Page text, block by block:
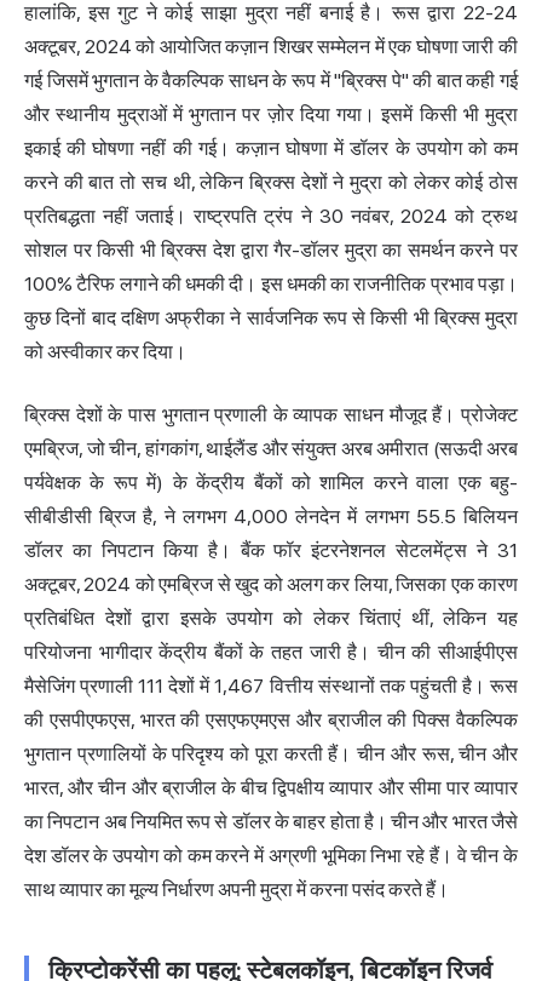
हालांकि, इस गुट ने कोई साझा मुद्रा नहीं बनाई है। रूस द्वारा 22-24
अक्टूबर, 2024 को आयोजित कज़ान शिखर सम्मेलन में एक घोषणा जारी की
गई जिसमें भुगतान के वैकल्पिक साधन के रूप में "ब्रिक्स पे" की बात कही गई
और स्थानीय मुद्राओं में भुगतान पर ज़ोर दिया गया। इसमें किसी भी मुद्रा
इकाई की घोषणा नहीं की गई। कज़ान घोषणा में डॉलर के उपयोग को कम
करने की बात तो सच थी, लेकिन ब्रिक्स देशों ने मुद्रा को लेकर कोई ठोस
प्रतिबद्धता नहीं जताई। राष्ट्रपति ट्रंप ने 30 नवंबर, 2024 को ट्रुथ
सोशल पर किसी भी ब्रिक्स देश द्वारा गैर-डॉलर मुद्रा का समर्थन करने पर
100% टैरिफ लगाने की धमकी दी। इस धमकी का राजनीतिक प्रभाव पड़ा।
कुछ दिनों बाद दक्षिण अफ्रीका ने सार्वजनिक रूप से किसी भी ब्रिक्स मुद्रा
को अस्वीकार कर दिया।
ब्रिक्स देशों के पास भुगतान प्रणाली के व्यापक साधन मौजूद हैं। प्रोजेक्ट
एमब्रिज, जो चीन, हांगकांग, थाईलैंड और संयुक्त अरब अमीरात (सऊदी अरब
पर्यवेक्षक के रूप में) के केंद्रीय बैंकों को शामिल करने वाला एक बहु-
सीबीडीसी ब्रिज है, ने लगभग 4,000 लेनदेन में लगभग 55.5 बिलियन
डॉलर का निपटान किया है। बैंक फॉर इंटरनेशनल सेटलमेंट्स ने 31
अक्टूबर, 2024 को एमब्रिज से खुद को अलग कर लिया, जिसका एक कारण
प्रतिबंधित देशों द्वारा इसके उपयोग को लेकर चिंताएं थीं, लेकिन यह
परियोजना भागीदार केंद्रीय बैंकों के तहत जारी है। चीन की सीआईपीएस
मैसेजिंग प्रणाली 111 देशों में 1,467 वित्तीय संस्थानों तक पहुंचती है। रूस
की एसपीएफएस, भारत की एसएफएमएस और ब्राजील की पिक्स वैकल्पिक
भुगतान प्रणालियों के परिदृश्य को पूरा करती हैं। चीन और रूस, चीन और
भारत, और चीन और ब्राजील के बीच द्विपक्षीय व्यापार और सीमा पार व्यापार
का निपटान अब नियमित रूप से डॉलर के बाहर होता है। चीन और भारत जैसे
देश डॉलर के उपयोग को कम करने में अग्रणी भूमिका निभा रहे हैं। वे चीन के
साथ व्यापार का मूल्य निर्धारण अपनी मुद्रा में करना पसंद करते हैं।
क्रिप्टोकरेंसी का पहलू: स्टेबलकॉइन, बिटकॉइन रिजर्व